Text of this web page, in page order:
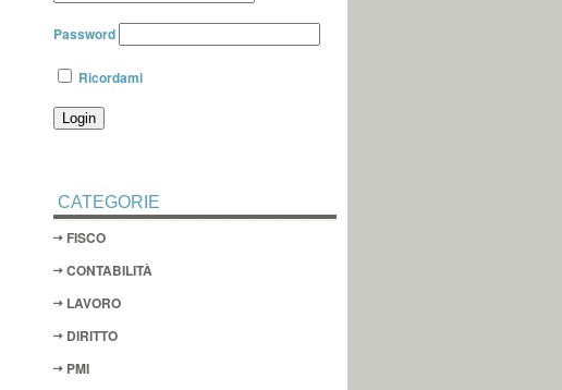
Password
Ricordami
CATEGORIE
FISCO
CONTABILITÀ
LAVORO
DIRITTO
PMI